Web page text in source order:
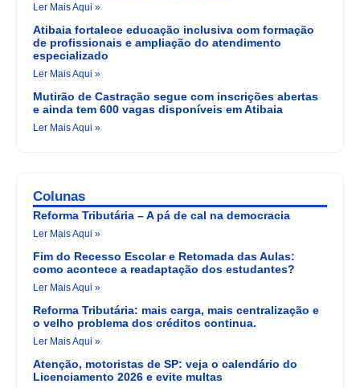
Ler Mais Aqui »
Atibaia fortalece educação inclusiva com formação
de profissionais e ampliação do atendimento
especializado
Ler Mais Aqui »
Mutirão de Castração segue com inscrições abertas
e ainda tem 600 vagas disponíveis em Atibaia
Ler Mais Aqui »
Colunas
Reforma Tributária – A pá de cal na democracia
Ler Mais Aqui »
Fim do Recesso Escolar e Retomada das Aulas:
como acontece a readaptação dos estudantes?
Ler Mais Aqui »
Reforma Tributária: mais carga, mais centralização e
o velho problema dos créditos continua.
Ler Mais Aqui »
Atenção, motoristas de SP: veja o calendário do
Licenciamento 2026 e evite multas